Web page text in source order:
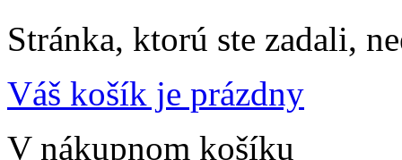
Stránka, ktorú ste zadali,
Váš košík je prázdny
V nákupnom košíku